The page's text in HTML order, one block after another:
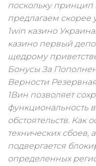
поскольку принцип
предлагаем скорее
1win казино
казино первый
щедрому
Бонусы За
Верности
1Вин позволяет
функциональность
обстоятельств. Как
технических сбоев,
подвергается
определенных